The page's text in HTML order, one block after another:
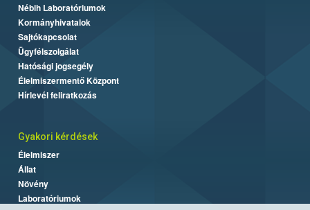
Nébih Laboratóriumok
Kormányhivatalok
Sajtókapcsolat
Ügyfélszolgálat
Hatósági jogsegély
Élelmiszermentő Központ
Hírlevél feliratkozás
Gyakori kérdések
Élelmiszer
Állat
Növény
Laboratóriumok